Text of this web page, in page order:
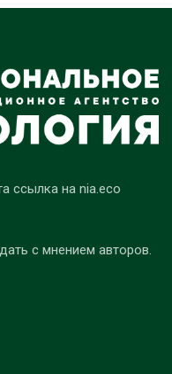
ссылка на nia.eco
с мнением авторов.